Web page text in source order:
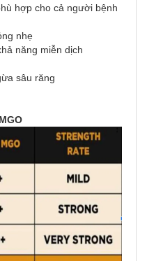
hợp cho cả người bệnh
nhẹ
năng miễn dịch
sâu răng